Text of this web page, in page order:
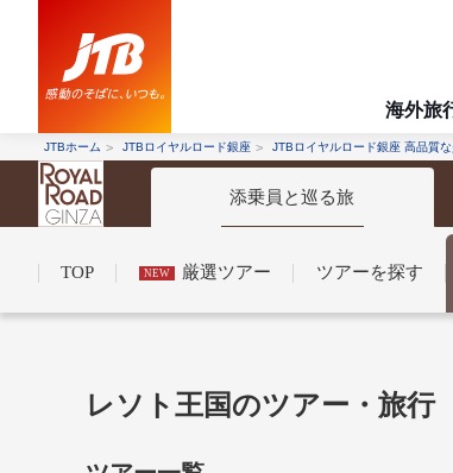
海外旅
JTBホーム JTBロイヤルロード銀座 JTBロイヤルロード銀座 高品質
添乗員と巡る旅
TOP NEW 厳選ツアー ツアーを探す
コンシェルジュ紹介お申し込みの流れ法人企業・
条件か
条件か
レソト王国のツアー・旅行